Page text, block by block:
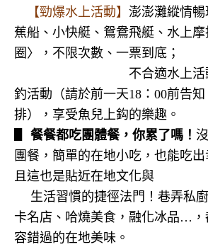
【勁爆水上活動】 澎澎灘縱情
蕉船、小快艇、鴛鴦飛艇、水上
圈〉，不限次數、一票到底；
不合適水上活動者
釣活動（請於前一天18 ： 00前告
排），享受魚兒上鈎的樂趣。
餐餐都吃團體餐，你累了嗎！
團餐，簡單的在地小吃，也能吃
且這也是貼近在地文化與
生活習慣的捷徑法門！巷弄私
卡名店、哈燒美食，融化冰品…，
容錯過的在地美味。